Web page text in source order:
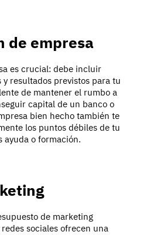
de empresa
es crucial: debe incluir
resultados previstos para tu
de mantener el rumbo a
capital de un banco o
bien hecho también te
los puntos débiles de tu
ayuda o formación.
de marketing
sociales ofrecen una